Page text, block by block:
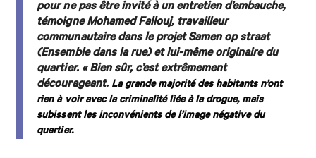
pour ne pas être invité à un entretien d’embauche,
témoigne Mohamed Fallouj, travailleur
communautaire dans le projet Samen op straat
(Ensemble dans la rue) et lui-même originaire du
quartier. « Bien sûr, c’est extrêmement
décourageant. La grande majorité des habitants n’ont
rien à voir avec la criminalité liée à la drogue, mais
subissent les inconvénients de l’image négative du
quartier.